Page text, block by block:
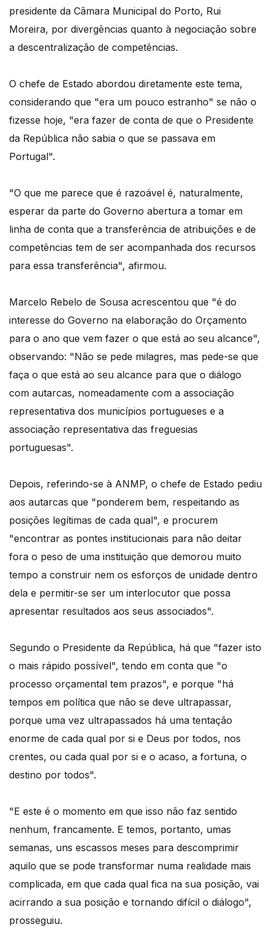
presidente da Câmara Municipal do Porto, Rui
Moreira, por divergências quanto à negociação sobre
a descentralização de competências.
O chefe de Estado abordou diretamente este tema,
considerando que "era um pouco estranho" se não o
fizesse hoje, "era fazer de conta de que o Presidente
da República não sabia o que se passava em
Portugal".
"O que me parece que é razoável é, naturalmente,
esperar da parte do Governo abertura a tomar em
linha de conta que a transferência de atribuições e de
competências tem de ser acompanhada dos recursos
para essa transferência", afirmou.
Marcelo Rebelo de Sousa acrescentou que "é do
interesse do Governo na elaboração do Orçamento
para o ano que vem fazer o que está ao seu alcance",
observando: "Não se pede milagres, mas pede-se que
faça o que está ao seu alcance para que o diálogo
com autarcas, nomeadamente com a associação
representativa dos municípios portugueses e a
associação representativa das freguesias
portuguesas".
Depois, referindo-se à ANMP, o chefe de Estado pediu
aos autarcas que "ponderem bem, respeitando as
posições legítimas de cada qual", e procurem
"encontrar as pontes institucionais para não deitar
fora o peso de uma instituição que demorou muito
tempo a construir nem os esforços de unidade dentro
dela e permitir-se ser um interlocutor que possa
apresentar resultados aos seus associados".
Segundo o Presidente da República, há que "fazer isto
o mais rápido possível", tendo em conta que "o
processo orçamental tem prazos", e porque "há
tempos em política que não se deve ultrapassar,
porque uma vez ultrapassados há uma tentação
enorme de cada qual por si e Deus por todos, nos
crentes, ou cada qual por si e o acaso, a fortuna, o
destino por todos".
"E este é o momento em que isso não faz sentido
nenhum, francamente. E temos, portanto, umas
semanas, uns escassos meses para descomprimir
aquilo que se pode transformar numa realidade mais
complicada, em que cada qual fica na sua posição, vai
acirrando a sua posição e tornando difícil o diálogo",
prosseguiu.